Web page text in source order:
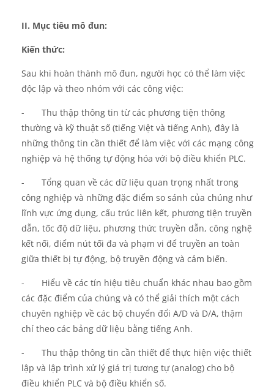
II. Mục tiêu mô đun:
Kiến thức:
Sau khi hoàn thành mô đun, người học có thể làm việc
độc lập và theo nhóm với các công việc:
- Thu thập thông tin từ các phương tiện thông
thường và kỹ thuật số (tiếng Việt và tiếng Anh), đây là
những thông tin cần thiết để làm việc với các mạng công
nghiệp và hệ thống tự động hóa với bộ điều khiển PLC.
- Tổng quan về các dữ liệu quan trọng nhất trong
công nghiệp và những đặc điểm so sánh của chúng như
lĩnh vực ứng dụng, cấu trúc liên kết, phương tiện truyền
dẫn, tốc độ dữ liệu, phương thức truyền dẫn, công nghệ
kết nối, điểm nút tối đa và phạm vi để truyền an toàn
giữa thiết bị tự động, bộ truyền động và cảm biến.
- Hiểu về các tín hiệu tiêu chuẩn khác nhau bao gồm
các đặc điểm của chúng và có thể giải thích một cách
chuyên nghiệp về các bộ chuyển đổi A/D và D/A, thậm
chí theo các bảng dữ liệu bằng tiếng Anh.
- Thu thập thông tin cần thiết để thực hiện việc thiết
lập và lập trình xử lý giá trị tương tự (analog) cho bộ
điều khiển PLC và bộ điều khiển số.